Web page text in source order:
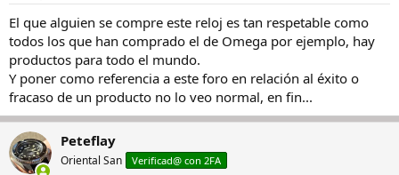
:
El que alguien se compre este reloj es tan respetable como
todos los que han comprado el de Omega por ejemplo, hay
productos para todo el mundo.
Y poner como referencia a este foro en relación al éxito o
fracaso de un producto no lo veo normal, en fin...
Peteflay
Oriental San Verificad@ con 2FA